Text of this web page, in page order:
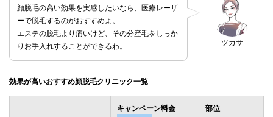
ツカサ
顔脱毛の高い効果を実感したいなら、医療レーザ
ーで脱毛するのがおすすめよ。
エステの脱毛より痛いけど、その分産毛をしっか
りお手入れすることができるわ。
効果が高いおすすめ顔脱毛クリニック一覧
キャンペーン料金 部位